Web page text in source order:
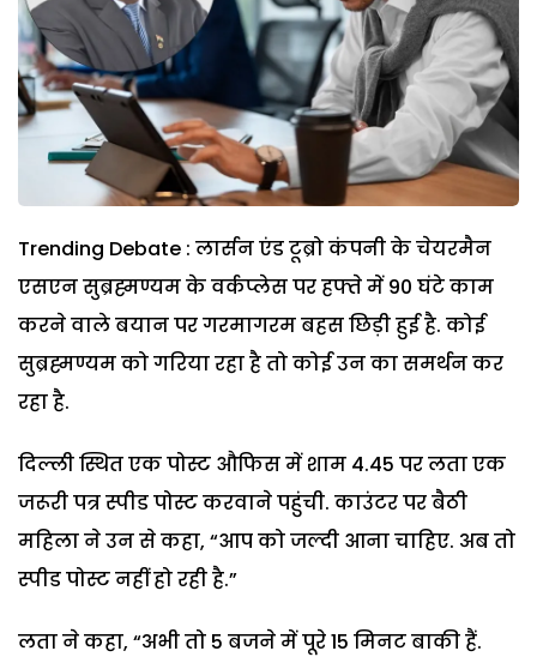
Trending Debate : लार्सन एंड टूब्रो कंपनी के चेयरमैन
एसएन सुब्रह्मण्यम के वर्कप्लेस पर हफ्ते में 90 घंटे काम
करने वाले बयान पर गरमागरम बहस छिड़ी हुई है. कोई
सुब्रह्मण्यम को गरिया रहा है तो कोई उन का समर्थन कर
रहा है.
दिल्ली स्थित एक पोस्ट औफिस में शाम 4.45 पर लता एक
जरूरी पत्र स्पीड पोस्ट करवाने पहुंची. काउंटर पर बैठी
महिला ने उन से कहा, “आप को जल्दी आना चाहिए. अब तो
स्पीड पोस्ट नहीं हो रही है.”
लता ने कहा, “अभी तो 5 बजने में पूरे 15 मिनट बाकी हैं.